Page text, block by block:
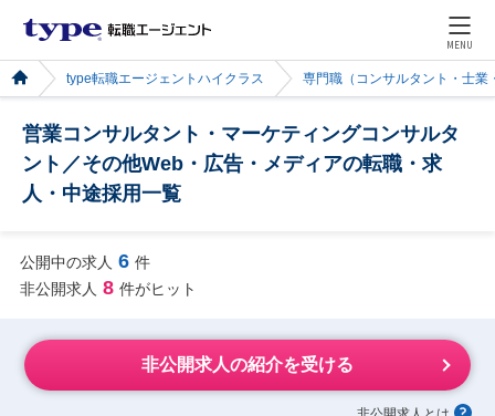
MENU
type転職エージェントハイクラス 専門職（コンサルタント・士業
営業コンサルタント・マーケティングコンサルタ
ント／その他Web・広告・メディアの転職・求
人・中途採用一覧
公開中の求人 6 件
非公開求人 8 件がヒット
非公開求人の紹介を受ける